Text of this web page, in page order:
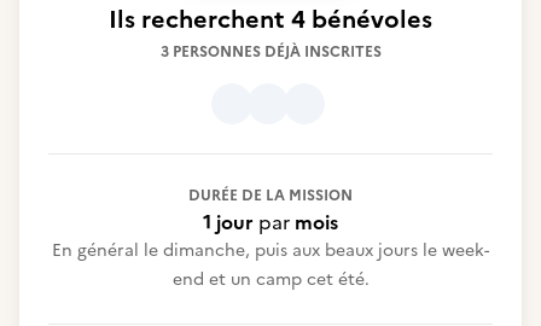
Ils recherchent 4 bénévoles
3 PERSONNES DÉJÀ INSCRITES
DURÉE DE LA MISSION
1 jour par mois
En général le dimanche, puis aux beaux jours le week-
end et un camp cet été.